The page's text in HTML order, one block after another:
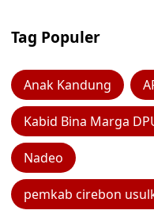
Tag Populer
Anak Kandung
Kabid Bina Marga
Nadeo
pemkab cirebon